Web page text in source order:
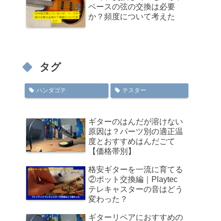
ベースの弦の交換は必要
か？頻度について考えた
タグ
ハンダゴテ テスター
ギターのはんだが溶けない
原因は？パーツ別の適正温
度とおすすめはんだごて
【価格帯別】
格安ギターを一流に育てる
②ポット交換編｜Playtec
テレキャスターの音はどう
変わった？
ギターリペアにおすすめの